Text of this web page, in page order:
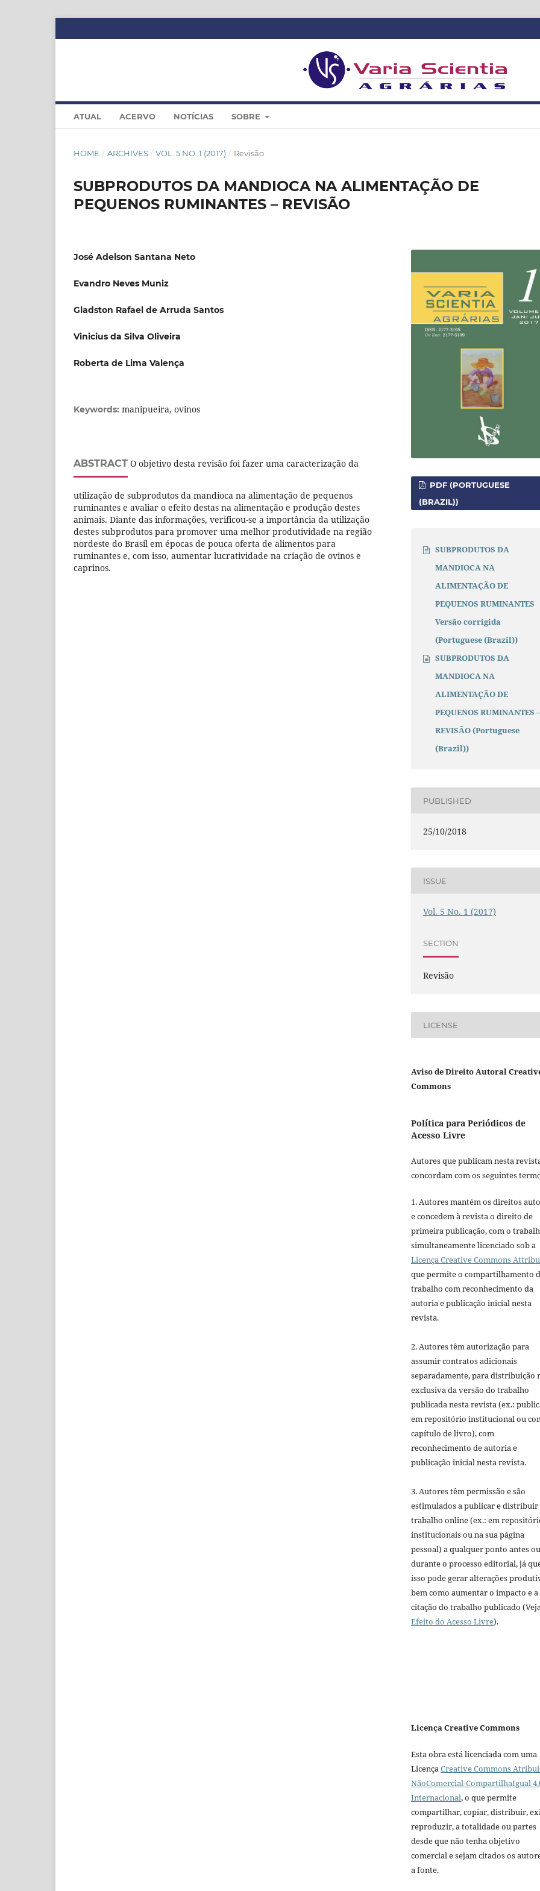
ATUAL ACERVO NOTÍCIAS SOBRE
HOME / ARCHIVES / VOL. 5 NO. 1 (2017) / Revisão
SUBPRODUTOS DA MANDIOCA NA ALIMENTAÇÃO DE
PEQUENOS RUMINANTES – REVISÃO
José Adelson Santana Neto
Evandro Neves Muniz
Gladston Rafael de Arruda Santos
Vinicius da Silva Oliveira
Roberta de Lima Valença
Keywords: manipueira, ovinos
ABSTRACT O objetivo desta revisão foi fazer uma caracterização da
utilização de subprodutos da mandioca na alimentação de pequenos
ruminantes e avaliar o efeito destas na alimentação e produção destes
animais. Diante das informações, verificou-se a importância da utilização
destes subprodutos para promover uma melhor produtividade na região
nordeste do Brasil em épocas de pouca oferta de alimentos para
ruminantes e, com isso, aumentar lucratividade na criação de ovinos e
caprinos.
PDF (PORTUGUESE
(BRAZIL))
SUBPRODUTOS DA
MANDIOCA NA
ALIMENTAÇÃO DE
PEQUENOS RUMINANTES
Versão corrigida
(Portuguese (Brazil))
SUBPRODUTOS DA
MANDIOCA NA
ALIMENTAÇÃO DE
PEQUENOS RUMINANTES –
REVISÃO (Portuguese
(Brazil))
PUBLISHED
25/10/2018
ISSUE
Vol. 5 No. 1 (2017)
SECTION
Revisão
LICENSE
Aviso de Direito Autoral
Commons
Política para Periódicos de
Acesso Livre
Autores que publicam nesta
concordam com os seguintes
1. Autores mantém os direitos
e concedem à revista o direito de
primeira publicação, com o
simultaneamente licenciado sob a
Licença Creative Commons
que permite o compartilhamento
trabalho com reconhecimento da
autoria e publicação inicial nesta
revista.
2. Autores têm autorização para
assumir contratos adicionais
separadamente, para distribuição
exclusiva da versão do trabalho
publicada nesta revista (ex.:
em repositório institucional ou
capítulo de livro), com
reconhecimento de autoria e
publicação inicial nesta revista.
3. Autores têm permissão e são
estimulados a publicar e distribuir
trabalho online (ex.: em
institucionais ou na sua página
pessoal) a qualquer ponto antes ou
durante o processo editorial, já
isso pode gerar alterações
bem como aumentar o impacto e a
citação do trabalho publicado
Efeito do Acesso Livre).
Licença Creative Commons
Esta obra está licenciada com uma
LicençaCreative Commons
NãoComercial-CompartilhaIgual
Internacional, o que permite
compartilhar, copiar, distribuir,
reproduzir, a totalidade ou partes
desde que não tenha objetivo
comercial e sejam citados os
a fonte.